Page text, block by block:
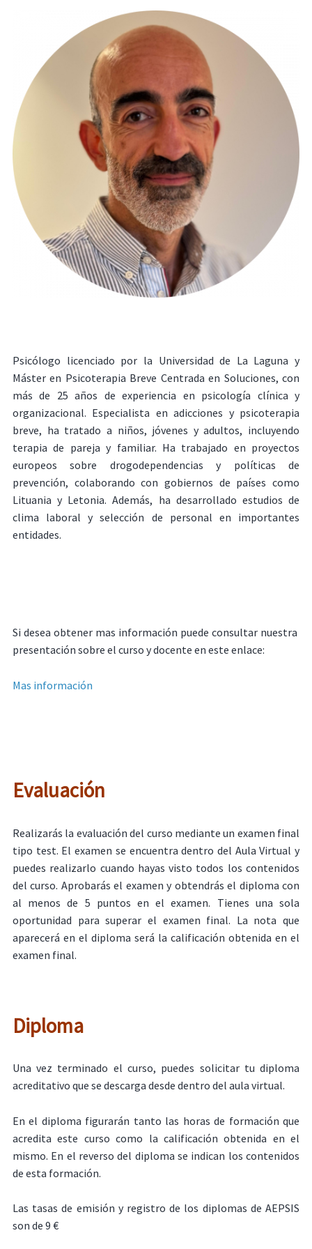
Psicólogo licenciado por la Universidad de La Laguna y
Máster en Psicoterapia Breve Centrada en Soluciones, con
más de 25 años de experiencia en psicología clínica y
organizacional. Especialista en adicciones y psicoterapia
breve, ha tratado a niños, jóvenes y adultos, incluyendo
terapia de pareja y familiar. Ha trabajado en proyectos
europeos sobre drogodependencias y políticas de
prevención, colaborando con gobiernos de países como
Lituania y Letonia. Además, ha desarrollado estudios de
clima laboral y selección de personal en importantes
entidades.
Si desea obtener mas información puede consultar nuestra
presentación sobre el curso y docente en este enlace:
Mas información
Evaluación
Realizarás la evaluación del curso mediante un examen final
tipo test. El examen se encuentra dentro del Aula Virtual y
puedes realizarlo cuando hayas visto todos los contenidos
del curso. Aprobarás el examen y obtendrás el diploma con
al menos de 5 puntos en el examen. Tienes una sola
oportunidad para superar el examen final. La nota que
aparecerá en el diploma será la calificación obtenida en el
examen final.
Diploma
Una vez terminado el curso, puedes solicitar tu diploma
acreditativo que se descarga desde dentro del aula virtual.
En el diploma figurarán tanto las horas de formación que
acredita este curso como la calificación obtenida en el
mismo. En el reverso del diploma se indican los contenidos
de esta formación.
Las tasas de emisión y registro de los diplomas de AEPSIS
son de 9 €